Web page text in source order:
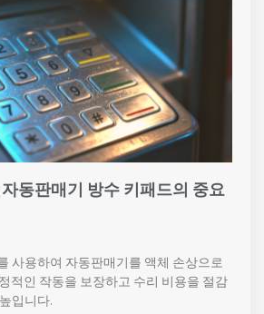
동판매기 방수 키패드의 중요
사용하여 자동판매기를 액체 손상으로
적인 작동을 보장하고 수리 비용을 절감
입니다.